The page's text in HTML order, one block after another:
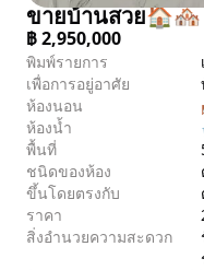
ขายบ้านสวย🏠🏘️
฿2,950,000
พิมพ์รายการ
เพื่อการอยู่อาศัย
ห้องนอน
ห้องน้ำ
พื้นที่
ชนิดของห้อง
ขึ้นโดยตรงกับ
ราคา
สิ่งอำนวยความสะดวก